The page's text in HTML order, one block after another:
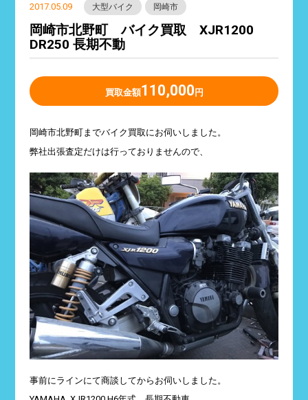
2017.05.09 大型バイク 岡崎市
岡崎市北野町 バイク買取 XJR1200
DR250 長期不動
買取金額110,000 円
岡崎市北野町までバイク買取にお伺いしました。
弊社出張査定だけは行っておりませんので、
事前にラインにて商談してからお伺いしました。